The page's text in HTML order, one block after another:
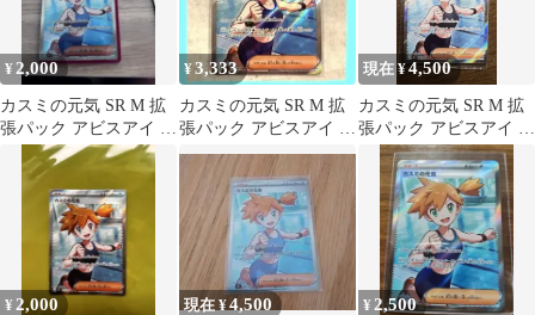
¥2,000
カスミの元気 SR M 拡
張パック アビスアイ キ
ラ 108/081
¥3,333
カスミの元気 SR M 拡
張パック アビスアイ キ
ラ 108/081
現在 ¥4,500
カスミの元気 SR M 拡
張パック アビスアイ キ
ラ 108/081
¥ 2,000 現在 ¥4,500 ¥ 2,500